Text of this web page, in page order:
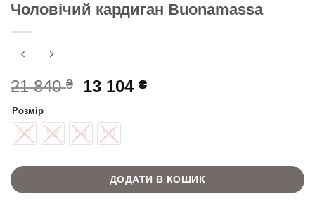
Чоловічий кардиган Buonamassa
21 840₴
Оригінальна
21
840 ₴.
13 104₴Поточна
Розмір
50 52 54 56
ДОДАТИ В КОШИК